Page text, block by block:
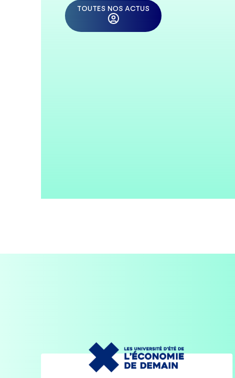
TOUTES NOS ACTUS